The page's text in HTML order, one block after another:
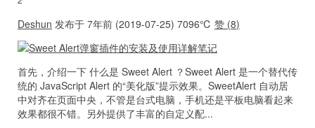
Deshun 发布于 7年前 (2019-07-25) 7096℃ 赞 (8)
首先，介绍一下 什么是 Sweet Alert ？Sweet Alert 是一个替代传
统的 JavaScript Alert 的“美化版”提示效果。SweetAlert 自动居
中对齐在页面中央，不管是台式电脑，手机还是平板电脑看起来
效果都很不错。另外提供了丰富的自定义配...